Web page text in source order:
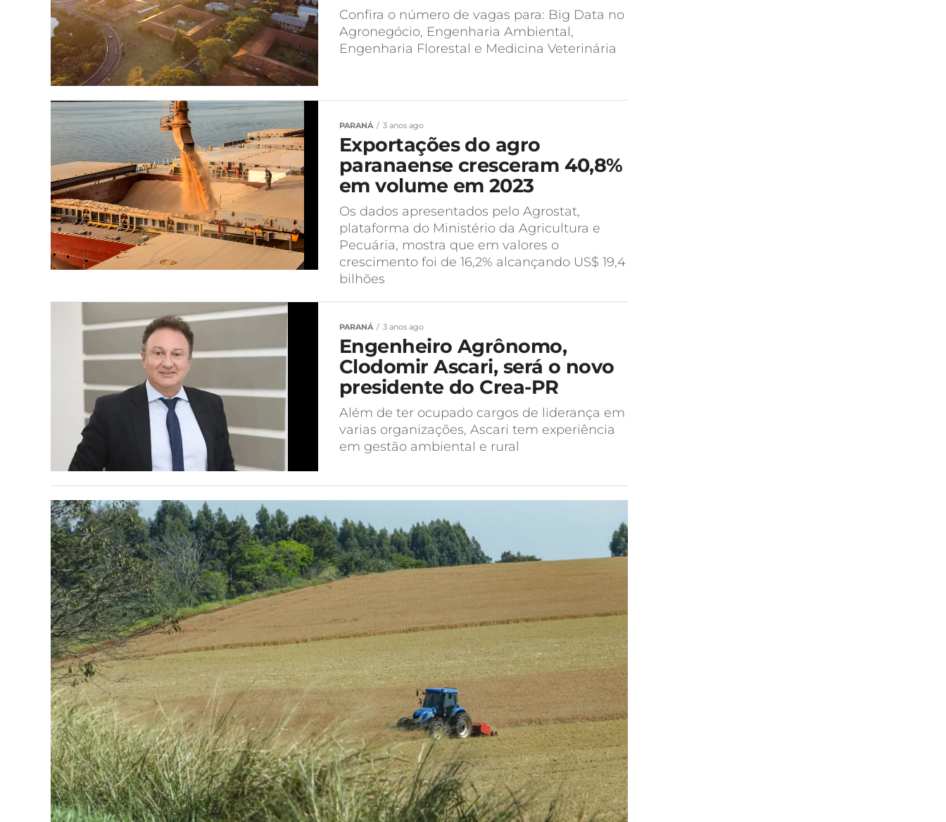
Confira o número de vagas para: Big Data no
Agronegócio, Engenharia Ambiental,
Engenharia Florestal e Medicina Veterinária
PARANÁ 3 anos ago
Exportações do agro
paranaense cresceram 40,8%
em volume em 2023
Os dados apresentados pelo Agrostat,
plataforma do Ministério da Agricultura e
Pecuária, mostra que em valores o
crescimento foi de 16,2% alcançando US$ 19,4
bilhões
PARANÁ 3 anos ago
Engenheiro Agrônomo,
Clodomir Ascari, será o novo
presidente do Crea-PR
Além de ter ocupado cargos de liderança em
varias organizações, Ascari tem experiência
em gestão ambiental e rural